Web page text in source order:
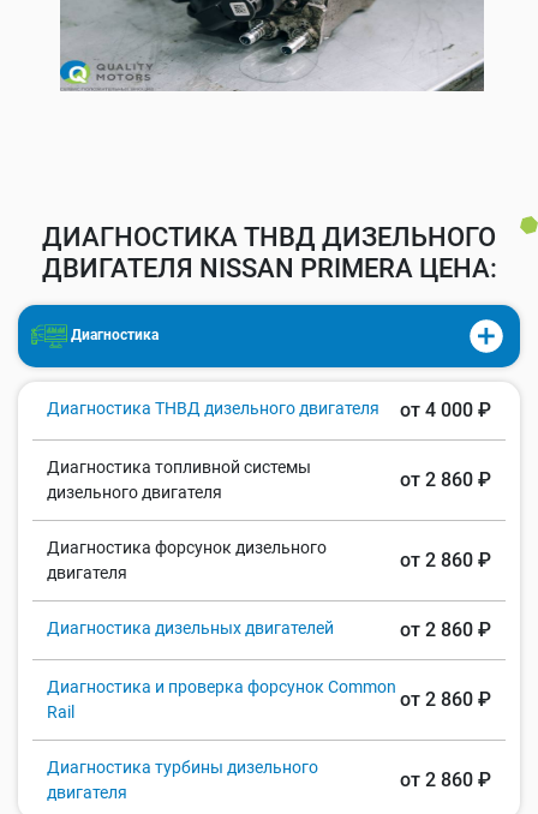
ДИАГНОСТИКА ТНВД ДИЗЕЛЬНОГО
ДВИГАТЕЛЯ NISSAN PRIMERA ЦЕНА:
Диагностика
Диагностика ТНВД дизельного двигателя от 4 000 ₽
Диагностика топливной системы
дизельного двигателя
от 2 860 ₽
Диагностика форсунок дизельного
двигателя
от 2 860 ₽
Диагностика дизельных двигателей от 2 860 ₽
Диагностика и проверка форсунок Common
Rail
от 2 860 ₽
Диагностика турбины дизельного
двигателя
от 2 860 ₽